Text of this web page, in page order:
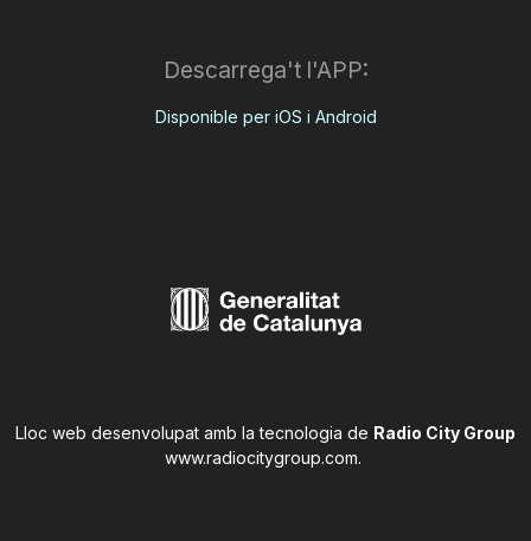
Descarrega't l'APP:
Disponible per iOS i Android
Lloc web desenvolupat amb la tecnologia de Radio City Group
www.radiocitygroup.com.